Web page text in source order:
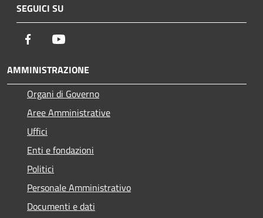
SEGUICI SU
Facebook
AMMINISTRAZIONE
Organi di Governo
Aree Amministrative
Uffici
Enti e fondazioni
Politici
Personale Amministrativo
Documenti e dati